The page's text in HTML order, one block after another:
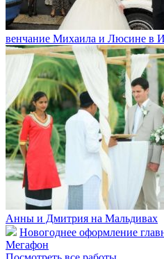
венчание Михаила и Люсине в
Анны и Дмитрия на Мальдивах
Новогоднее оформление
Мегафон